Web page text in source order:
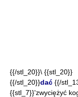
{{/stl_20}}\ {{stl_20}}
{{/stl_20}}dać {{/
{{stl_7}}'zwyciężyć